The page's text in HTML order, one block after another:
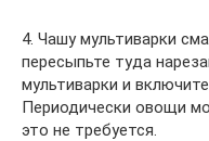
4. Чашу мультиварки
пересыпьте туда
мультиварки и
Периодически овощи
это не требуется.